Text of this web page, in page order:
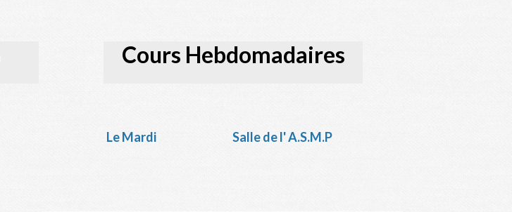
Cours Hebdomadaires
Le Mardi Salle de l' A.S.M.P